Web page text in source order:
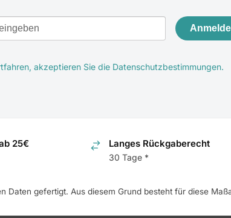
akzeptieren Sie die Datenschutzbestimmungen.
25€ Langes Rückgaberecht
30 Tage *
Daten gefertigt. Aus diesem Grund besteht für diese